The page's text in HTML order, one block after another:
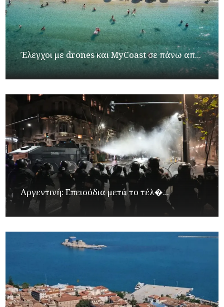
Έλεγχοι με drones και MyCoast σε πάνω απ...
Αργεντινή: Επεισόδια μετά το τέλ�...